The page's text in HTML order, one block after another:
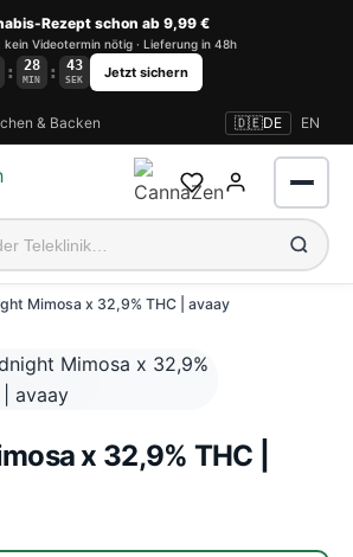
Rezept schon ab 9,99 €
kein Videotermin nötig · Lieferung in 48h
: 28
MIN : 43
SEK Jetzt sichern
& Backen 🇩🇪DE EN
Anmelden
Mimosa x 32,9% THC | avaay
x 32,9% THC |